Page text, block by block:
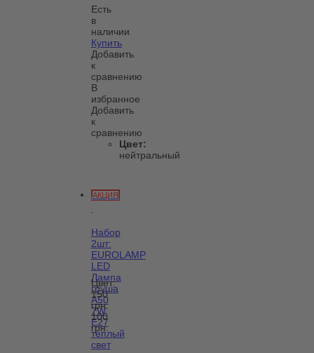
Есть
в
наличии
Купить
Добавить
к
сравнению
В
избранное
Добавить
к
сравнению
Цвет:
нейтральный
АКЦИЯ
Набор
2шт:
EUROLAMP
LED
Лампа
груша
А50
7W
E27
теплый
свет
Цвет:
150
грн.
100
грн.